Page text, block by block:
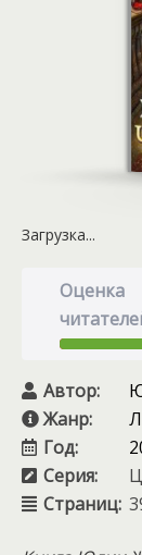
Загрузка...
Оценка
Автор:
Жанр:
Год:
Серия:
Страниц: